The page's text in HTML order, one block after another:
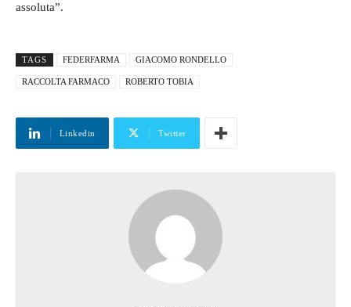
assoluta”.
TAGS FEDERFARMA GIACOMO RONDELLO
RACCOLTA FARMACO ROBERTO TOBIA
Linkedin Twitter